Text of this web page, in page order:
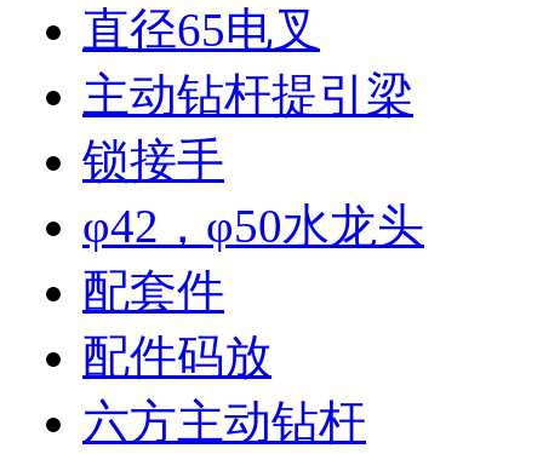
直径65电叉
主动钻杆提引梁
锁接手
φ42，φ50水龙头
配套件
配件码放
六方主动钻杆